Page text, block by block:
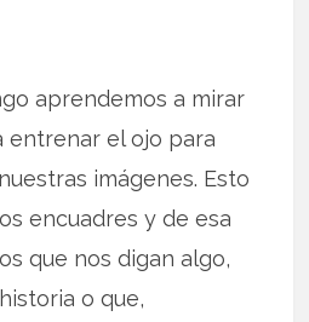
aprendemos a mirar
entrenar el ojo para
imágenes. Esto
encuadres y de esa
que nos digan algo,
o que,